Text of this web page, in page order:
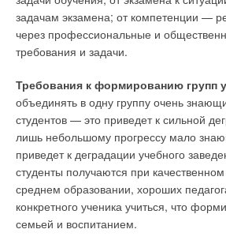
задачам экзамена; от компетенции —
через профессиональные и
требования и задачи.
Требования к формированию групп
объединять в одну группу очень
студентов — это приведет к сильной
лишь небольшому прогрессу мало
приведет к деградации учебного
студенты получаются при
среднем образовании, хороших
конкретного ученика учиться, что
семьей и воспитанием.